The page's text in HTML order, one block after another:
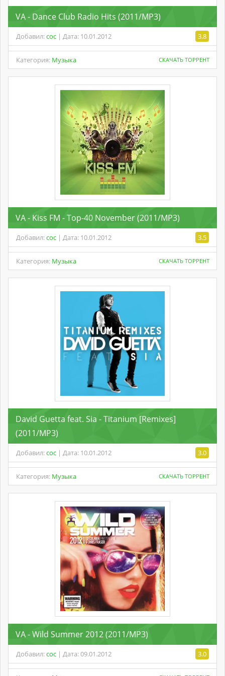
VA - Dance Club Radio Hits (2011/MP3)
Добавил:coc | Дата: 10.01.2012 3.8
Категория: Музыка СКАЧАТЬ ТОРРЕНТ
VA - Kiss FM - Top-40 November (2011/MP3)
Добавил:coc | Дата: 10.01.2012 3.5
Категория: Музыка СКАЧАТЬ ТОРРЕНТ
David Guetta feat. Sia - Titanium [Remixes]
(2011/MP3)
Добавил:coc | Дата: 10.01.2012 3.0
Категория: Музыка СКАЧАТЬ ТОРРЕНТ
VA - Wild Summer 2012 (2011/MP3)
Добавил:coc | Дата: 09.01.2012 3.0